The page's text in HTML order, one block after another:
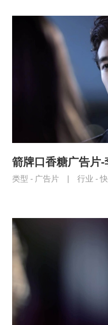
箭牌口香糖广告片
类型 - 广告片 行业 -